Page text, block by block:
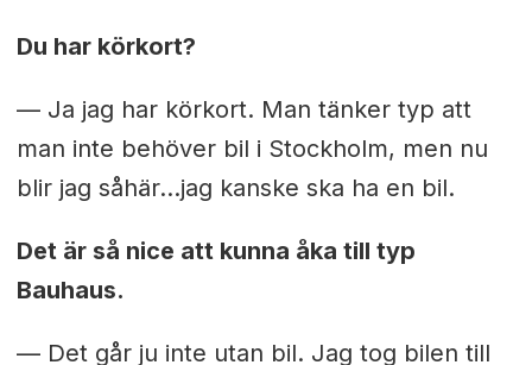
Du har körkort?
— Ja jag har körkort. Man tänker typ att
man inte behöver bil i Stockholm, men nu
blir jag såhär…jag kanske ska ha en bil.
Det är så nice att kunna åka till typ
Bauhaus.
— Det går ju inte utan bil. Jag tog bilen till